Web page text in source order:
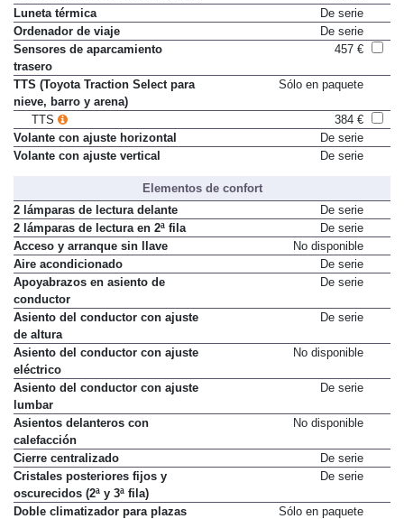
Luneta térmica
De serie
Ordenador de viaje
De serie
Sensores de aparcamiento
trasero
457 €
TTS (Toyota Traction Select para
nieve, barro y arena)
Sólo en paquete
TTS
384 €
Volante con ajuste horizontal
De serie
Volante con ajuste vertical
De serie
Elementos de confort
2 lámparas de lectura delante
De serie
2 lámparas de lectura en 2ª fila
De serie
Acceso y arranque sin llave
No disponible
Aire acondicionado
De serie
Apoyabrazos en asiento de
conductor
De serie
Asiento del conductor con ajuste
de altura
De serie
Asiento del conductor con ajuste
eléctrico
No disponible
Asiento del conductor con ajuste
lumbar
De serie
Asientos delanteros con
calefacción
No disponible
Cierre centralizado
De serie
Cristales posteriores fijos y
oscurecidos (2ª y 3ª fila)
De serie
Doble climatizador para plazas
Sólo en paquete